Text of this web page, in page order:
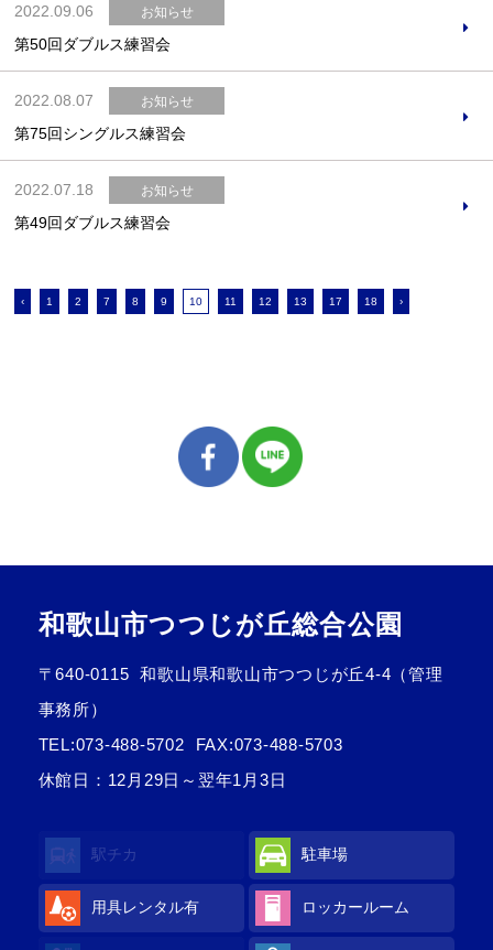
2022.09.06 お知らせ
第50回ダブルス練習会
2022.08.07 お知らせ
第75回シングルス練習会
2022.07.18 お知らせ
第49回ダブルス練習会
‹ 1 2 7 8 9 10 11 12 13 17 18 ›
和歌山市つつじが丘総合公園
〒640-0115
和歌山県和歌山市つつじが丘4-4（管理
事務所）
TEL:073-488-5702
FAX:073-488-5703
休館日：12月29日～翌年1月3日
駅チカ 駐車場
用具レンタル有 ロッカールーム